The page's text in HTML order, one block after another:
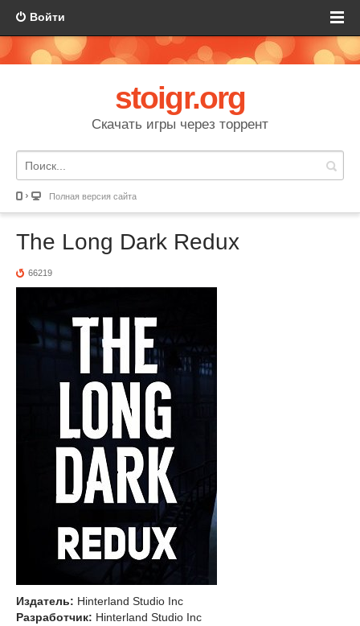
Войти
stoigr.org
Скачать игры через торрент
Полная версия сайта
The Long Dark Redux
66219
Издатель: Hinterland Studio Inc
Разработчик: Hinterland Studio Inc